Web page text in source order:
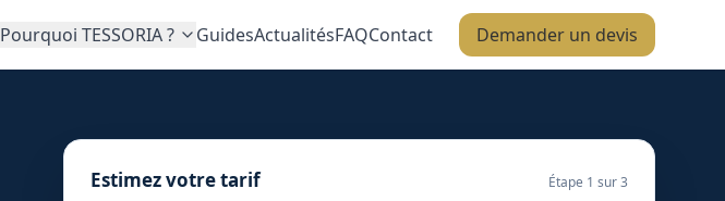
Pourquoi TESSORIA ? GuidesActualitésFAQContact Demander un devis
Estimez votre tarif Étape 1 sur 3